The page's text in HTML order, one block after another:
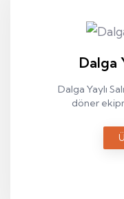
Dalga
Dalga Yaylı
döner
bir